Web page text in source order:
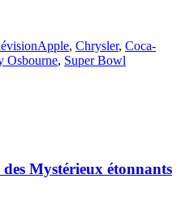
Étiquettes
Apple, Chrysler, Coca-
Osbourne, Super Bowl
Mystérieux étonnants